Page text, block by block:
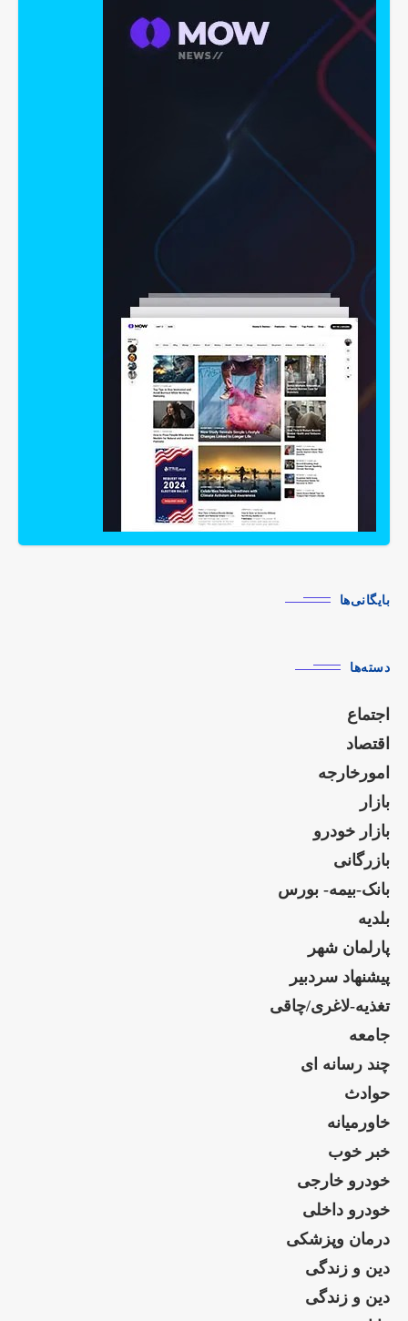
بایگانی‌ها
دسته‌ها
اجتماع
اقتصاد
امورخارجه
بازار
بازار خودرو
بازرگانی
بانک-بیمه- بورس
بلدیه
پارلمان شهر
پیشنهاد سردبیر
تغذیه-لاغری/چاقی
جامعه
چند رسانه ای
حوادث
خاورمیانه
خبر خوب
خودرو خارجی
خودرو داخلی
درمان وپزشکی
دین و زندگی
دین و زندگی